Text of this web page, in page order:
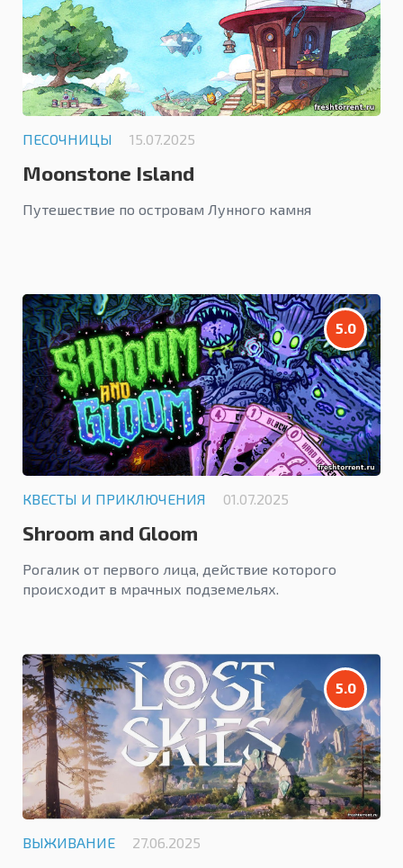
ПЕСОЧНИЦЫ 15.07.2025
Moonstone Island
Путешествие по островам Лунного камня
5.0
КВЕСТЫ И ПРИКЛЮЧЕНИЯ 01.07.2025
Shroom and Gloom
Рогалик от первого лица, действие которого
происходит в мрачных подземельях.
5.0
ВЫЖИВАНИЕ 27.06.2025